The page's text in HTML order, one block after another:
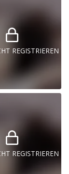
REGISTRIEREN
REGISTRIEREN